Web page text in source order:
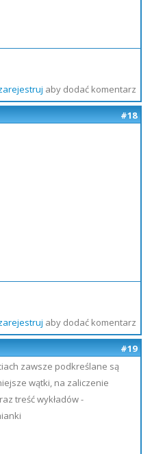
aby dodać komentarz
#18
aby dodać komentarz
#19
zawsze podkreślane są
wątki, na zaliczenie
treść wykładów -